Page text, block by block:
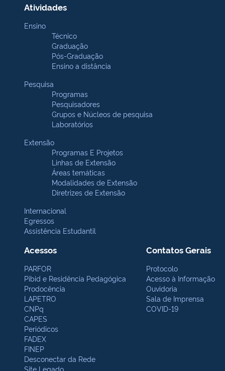
Atividades
Ensino
Técnico
Graduação
Pós-Graduação
Ensino a distância
Pesquisa
Programas
Pesquisadores
Grupos e Núcleos de pesquisa
Laboratórios
Extensão
Programas E Projetos
Linhas de Extensão
Áreas temáticas
Modalidades de Extensão
Diretrizes de Extensão
Internacional
Egressos
Assistência Estudantil
Acessos
PARFOR
Pibid e Residência Pedagógica
Prodocência
LAPETRO
CNPq
CAPES
Periódicos
FADEX
FINEP
Desconectar da Rede
Site Legado
Contatos Gerais
Protocolo
Acesso à Informação
Ouvidoria
Sala de Imprensa
COVID-19